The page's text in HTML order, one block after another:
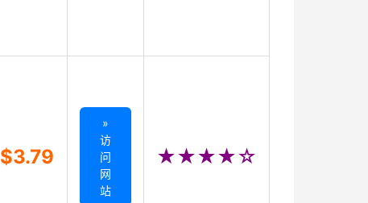
$3.79
»
访
问
网
站
★★★★☆